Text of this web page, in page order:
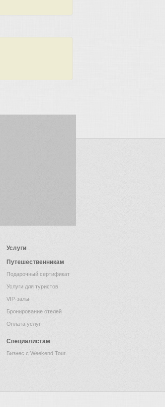
Услуги
Путешественникам
Подарочный сертификат
Услуги для туристов
VIP-залы
Бронирование отелей
Оплата услуг
Специалистам
Бизнес с Weekend Tour